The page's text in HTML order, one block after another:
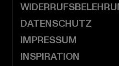
DATENSCHUTZ
IMPRESSUM
INSPIRATION